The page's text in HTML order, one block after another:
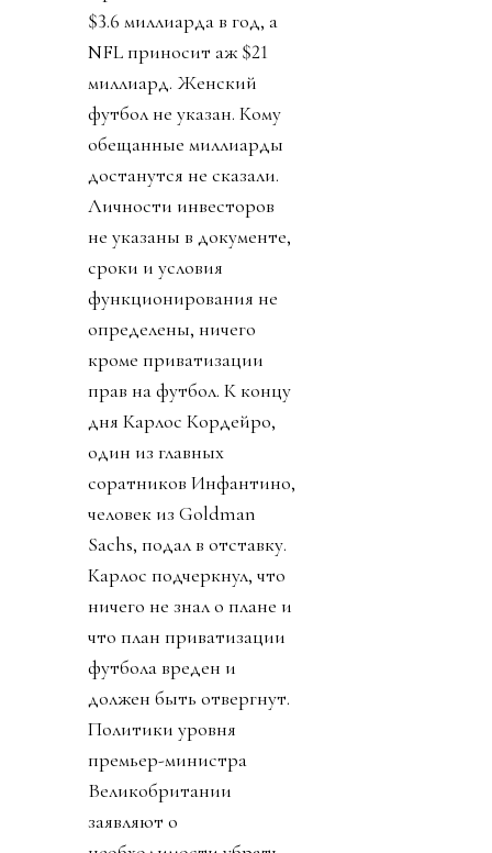
$3.6 миллиарда в год, а
NFL приносит аж $21
миллиард. Женский
футбол не указан. Кому
обещанные миллиарды
достанутся не сказали.
Личности инвесторов
не указаны в документе,
сроки и условия
функционирования не
определены, ничего
кроме приватизации
прав на футбол. К концу
дня Карлос Кордейро,
один из главных
соратников Инфантино,
человек из Goldman
Sachs, подал в отставку.
Карлос подчеркнул, что
ничего не знал о плане и
что план приватизации
футбола вреден и
должен быть отвергнут.
Политики уровня
премьер-министра
Великобритании
заявляют о